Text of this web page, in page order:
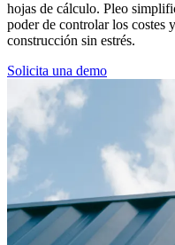
hojas de cálculo. Pleo
poder de controlar los costes
construcción sin estrés.
Solicita una demo